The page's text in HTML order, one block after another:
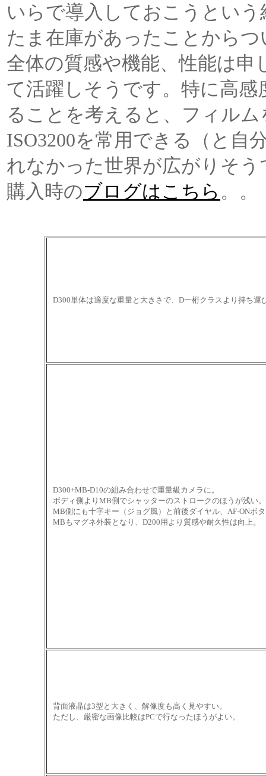
いらで導入しておこうとい
たま在庫があったことから
全体の質感や機能、性能は
て活躍しそうです。特に高
ることを考えると、フィル
ISO3200を常用できる（と自
れなかった世界が広がりそう
購入時のブログはこちら 。。
D300単体は適度な重量と大きさで、D一桁クラスより持ち運
D300+MB-D10の組み合わせで重量級カメラに。
ボディ側よりMB側でシャッターのストロークのほうが浅い
MB側にも十字キー（ジョグ風）と前後ダイヤル、AF-ONボ
MBもマグネ外装となり、D200用より質感や耐久性は向上。
背面液晶は3型と大きく、解像度も高く見やすい。
ただし、厳密な画像比較はPCで行なったほうがよい。